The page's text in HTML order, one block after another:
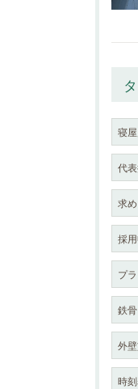
寝
代
求
採
プ
鉄骨
外
時